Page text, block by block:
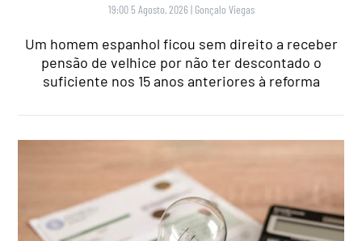
19:00 5 Agosto, 2026 | Gonçalo Viegas
Um homem espanhol ficou sem direito a receber
pensão de velhice por não ter descontado o
suficiente nos 15 anos anteriores à reforma